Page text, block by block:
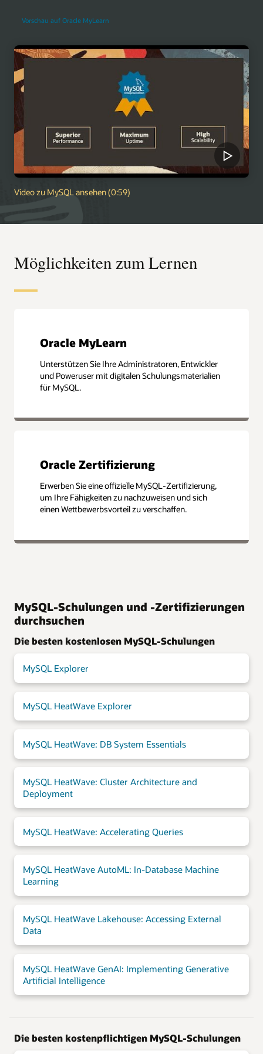
Vorschau auf Oracle MyLearn
Video zu MySQL ansehen (0:59)
Möglichkeiten zum Lernen
Oracle MyLearn
Unterstützen Sie Ihre Administratoren, Entwickler
und Poweruser mit digitalen Schulungsmaterialien
für MySQL.
Oracle Zertifizierung
Erwerben Sie eine offizielle MySQL-Zertifizierung,
um Ihre Fähigkeiten zu nachzuweisen und sich
einen Wettbewerbsvorteil zu verschaffen.
MySQL-Schulungen und -Zertifizierungen
durchsuchen
Die besten kostenlosen MySQL-Schulungen
MySQL Explorer
MySQL HeatWave Explorer
MySQL HeatWave: DB System Essentials
MySQL HeatWave: Cluster Architecture and
Deployment
MySQL HeatWave: Accelerating Queries
MySQL HeatWave AutoML: In-Database Machine
Learning
MySQL HeatWave Lakehouse: Accessing External
Data
MySQL HeatWave GenAI: Implementing Generative
Artificial Intelligence
Die besten kostenpflichtigen MySQL-Schulungen